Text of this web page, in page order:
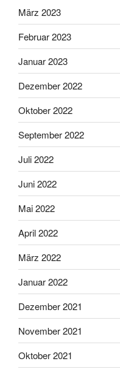
März 2023
Februar 2023
Januar 2023
Dezember 2022
Oktober 2022
September 2022
Juli 2022
Juni 2022
Mai 2022
April 2022
März 2022
Januar 2022
Dezember 2021
November 2021
Oktober 2021